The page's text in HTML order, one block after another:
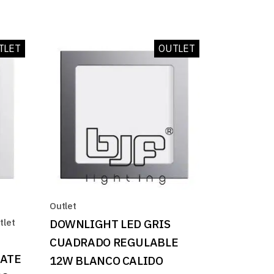
OUTLET
Outlet
DOWNLIGHT LED GRIS
CUADRADO REGULABLE
12W BLANCO CALIDO